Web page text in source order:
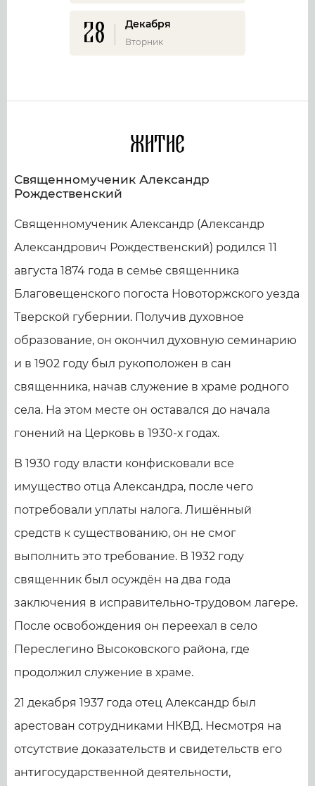
28 Декабря
Вторник
Житие
Священномученик Александр
Рождественский
Священномученик Александр (Александр
Александрович Рождественский) родился 11
августа 1874 года в семье священника
Благовещенского погоста Новоторжского уезда
Тверской губернии. Получив духовное
образование, он окончил духовную семинарию
и в 1902 году был рукоположен в сан
священника, начав служение в храме родного
села. На этом месте он оставался до начала
гонений на Церковь в 1930-х годах.
В 1930 году власти конфисковали все
имущество отца Александра, после чего
потребовали уплаты налога. Лишённый
средств к существованию, он не смог
выполнить это требование. В 1932 году
священник был осуждён на два года
заключения в исправительно-трудовом лагере.
После освобождения он переехал в село
Переслегино Высоковского района, где
продолжил служение в храме.
21 декабря 1937 года отец Александр был
арестован сотрудниками НКВД. Несмотря на
отсутствие доказательств и свидетельств его
антигосударственной деятельности,